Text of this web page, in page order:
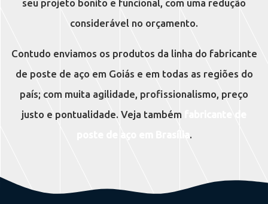
seu projeto bonito e funcional, com uma redução
considerável no orçamento.
Contudo enviamos os produtos da linha do fabricante
de poste de aço em Goiás e em todas as regiões do
país; com muita agilidade, profissionalismo, preço
justo e pontualidade. Veja também
.